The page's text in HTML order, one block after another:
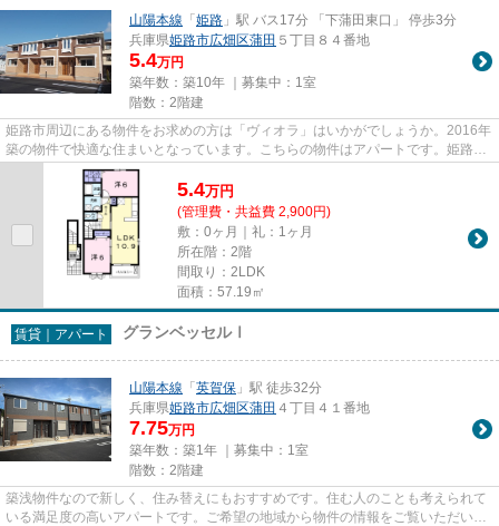
山陽本線 「姫路 」駅 バス17分 「下蒲田東口」 停歩3分
兵庫県姫路市広畑区蒲田 ５丁目８４番地
5.4万円
築年数：築10年 ｜募集中： 1室
階数：2階建
姫路市周辺にある物件をお求めの方は「ヴィオラ」はいかがでしょうか。2016年
築の物件で快適な住まいとなっています。こちらの物件はアパートです。姫路市
に特化した当社は、確かな地...
5.4万円
(管理費・共益費 2,900円)
敷：0ヶ月｜礼：1ヶ月
所在階：2階
間取り：2LDK
面積：57.19㎡
賃貸｜アパート グランベッセルⅠ
山陽本線 「英賀保 」駅 徒歩32分
兵庫県姫路市広畑区蒲田 ４丁目４１番地
7.75万円
築年数：築1年 ｜募集中： 1室
階数：2階建
築浅物件なので新しく、住み替えにもおすすめです。住む人のことも考えられて
いる満足度の高いアパートです。ご希望の地域から物件の情報をご覧いただいた